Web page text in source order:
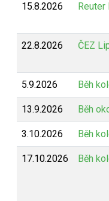
15.8.2026 Reuter
22.8.2026 ČEZ
5.9.2026 Běh
13.9.2026 Běh
3.10.2026 Běh
17.10.2026 Běh